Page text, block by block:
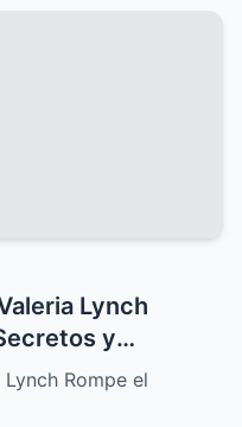
Lynch
y
VidaRompe el